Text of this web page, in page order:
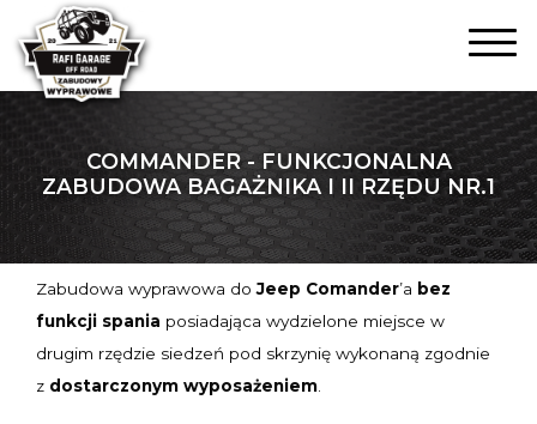
COMMANDER - FUNKCJONALNA
ZABUDOWA BAGAŻNIKA I II RZĘDU NR.1
Zabudowa wyprawowa doJeep Comander’a bez
funkcji spania posiadająca wydzielone miejsce w
drugim rzędzie siedzeń pod skrzynię wykonaną zgodnie
z dostarczonym wyposażeniem